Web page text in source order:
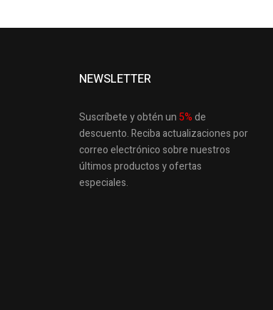
NEWSLETTER
Suscríbete y obtén un 5%de
descuento.Reciba actualizaciones por
correo electrónico sobre nuestros
últimos productosy ofertas
especiales.